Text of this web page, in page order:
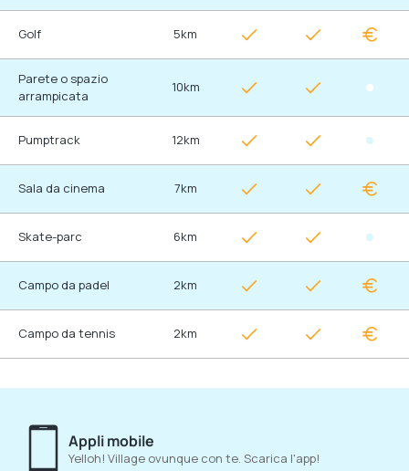
Golf 5km
Parete o spazio
arrampicata
10km
Pumptrack 12km
Sala da cinema 7km
Skate-parc 6km
Campo da padel 2km
Campo da tennis 2km
Appli mobile
Yelloh! Village ovunque con te. Scarica l'app!